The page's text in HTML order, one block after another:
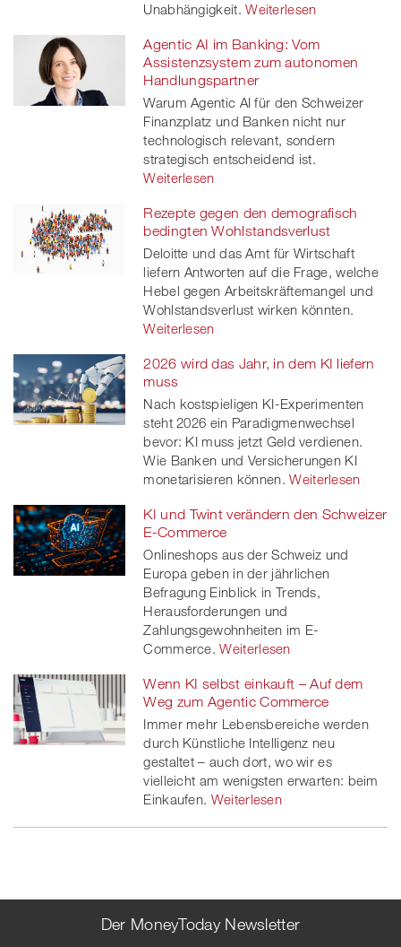
Unabhängigkeit.Weiterlesen
Agentic AI im Banking: Vom
Assistenzsystem zum autonomen
Handlungspartner
Warum Agentic AI für den Schweizer
Finanzplatz und Banken nicht nur
technologisch relevant, sondern
strategisch entscheidend ist.
Weiterlesen
Rezepte gegen den demografisch
bedingten Wohlstandsverlust
Deloitte und das Amt für Wirtschaft
liefern Antworten auf die Frage, welche
Hebel gegen Arbeitskräftemangel und
Wohlstandsverlust wirken könnten.
Weiterlesen
2026 wird das Jahr, in dem KI liefern
muss
Nach kostspieligen KI-Experimenten
steht 2026 ein Paradigmenwechsel
bevor: KI muss jetzt Geld verdienen.
Wie Banken und Versicherungen KI
monetarisieren können. Weiterlesen
KI und Twint verändern den Schweizer
E-Commerce
Onlineshops aus der Schweiz und
Europa geben in der jährlichen
Befragung Einblick in Trends,
Herausforderungen und
Zahlungsgewohnheiten im E-
Commerce. Weiterlesen
Wenn KI selbst einkauft – Auf dem
Weg zum Agentic Commerce
Immer mehr Lebensbereiche werden
durch Künstliche Intelligenz neu
gestaltet – auch dort, wo wir es
vielleicht am wenigsten erwarten: beim
Einkaufen. Weiterlesen
Der MoneyToday Newsletter